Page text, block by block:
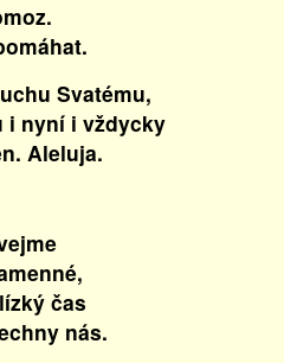
Svatému,
i nyní i vždycky
Aleluja.
čas
nás.